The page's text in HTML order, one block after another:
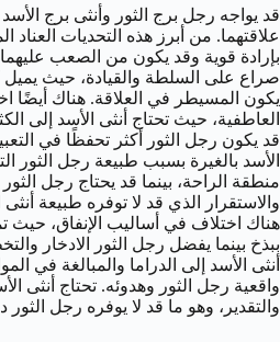
قد يواجه رجل برج الثور وأنثى برج
علاقتهما. من أبرز هذه التحديات العناد
بإرادة قوية وقد يكون من الصعب عليهما
صراع على السلطة والقيادة، حيث يميل
يكون المسيطر في العلاقة. هناك أيضًا
العاطفية، حيث تحتاج أنثى الأسد إلى
قد يكون رجل الثور أكثر تحفظًا في
الأسد بالغيرة بسبب طبيعة رجل الثور
منطقة الراحة، بينما قد يحتاج رجل
والاستقرار الذي قد لا توفره طبيعة
هناك اختلاف في أساليب الإنفاق، حيث
ببذخ بينما يفضل رجل الثور الادخار
أنثى الأسد إلى الدراما والمبالغة في
واقعية رجل الثور وهدوئه. تحتاج أنثى
والتقدير، وهو ما قد لا يوفره رجل الثور